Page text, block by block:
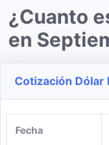
¿Cuanto
en
Cotización Dólar
Fecha